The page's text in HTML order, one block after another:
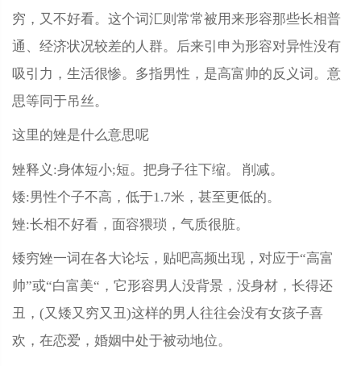
穷，又不好看。这个词汇则常常被用来形容那些长相普
通、经济状况较差的人群。后来引申为形容对异性没有
吸引力，生活很惨。多指男性，是高富帅的反义词。意
思等同于吊丝。
这里的矬是什么意思呢
矬释义:身体短小;短。把身子往下缩。 削减。
矮:男性个子不高，低于1.7米，甚至更低的。
矬:长相不好看，面容猥琐，气质很脏。
矮穷矬一词在各大论坛，贴吧高频出现，对应于“高富
帅”或“白富美“，它形容男人没背景，没身材，长得还
丑，(又矮又穷又丑)这样的男人往往会没有女孩子喜
欢，在恋爱，婚姻中处于被动地位。